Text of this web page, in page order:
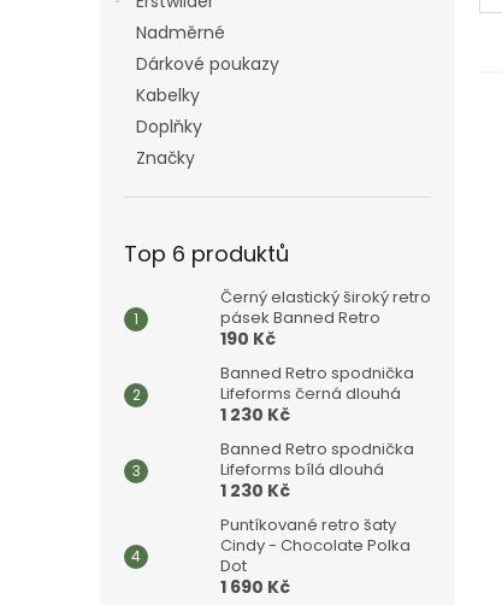
Nadměrné
Dárkové poukazy
Kabelky
Doplňky
Značky
Top 6 produktů
Černý elastický široký retro
pásek Banned Retro
190 Kč
Banned Retro spodnička
Lifeforms černá dlouhá
1 230 Kč
Banned Retro spodnička
Lifeforms bílá dlouhá
1 230 Kč
Puntíkované retro šaty
Cindy - Chocolate Polka
Dot
1 690 Kč